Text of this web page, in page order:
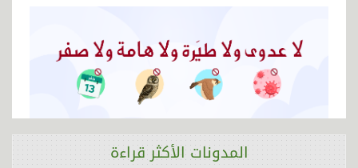
المدونات الأكثر قراءة